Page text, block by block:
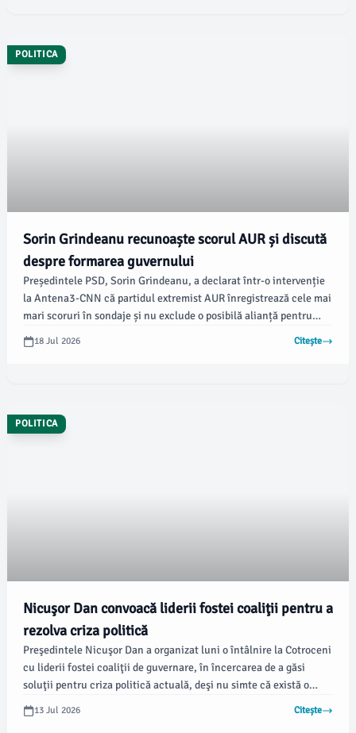
POLITICA
Sorin Grindeanu recunoaște scorul AUR și discută
despre formarea guvernului
Președintele PSD, Sorin Grindeanu, a declarat într-o intervenție
la Antena3-CNN că partidul extremist AUR înregistrează cele mai
mari scoruri în sondaje și nu exclude o posibilă alianță pentru
crearea unei majorități parlamentare. Cu toate acestea, el
subliniază că AUR trebuie să clarifice aspecte care contravin
18 Jul 2026 Citește
POLITICA
Nicuşor Dan convoacă liderii fostei coaliţii pentru a
rezolva criza politică
Preşedintele Nicuşor Dan a organizat luni o întâlnire la Cotroceni
cu liderii fostei coaliţii de guvernare, în încercarea de a găsi
soluţii pentru criza politică actuală, deşi nu simte că există o
ieşire clară, relatează newsbv.ro.
13 Jul 2026 Citește